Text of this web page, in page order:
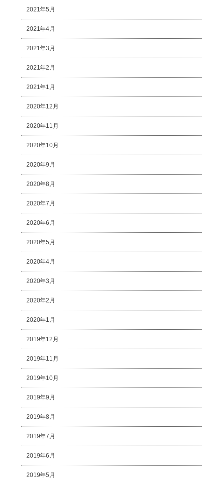
2021年5月
2021年4月
2021年3月
2021年2月
2021年1月
2020年12月
2020年11月
2020年10月
2020年9月
2020年8月
2020年7月
2020年6月
2020年5月
2020年4月
2020年3月
2020年2月
2020年1月
2019年12月
2019年11月
2019年10月
2019年9月
2019年8月
2019年7月
2019年6月
2019年5月